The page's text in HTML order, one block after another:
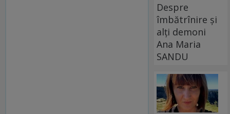
Despre
îmbătrînire și
alți demoni
Ana Maria
SANDU